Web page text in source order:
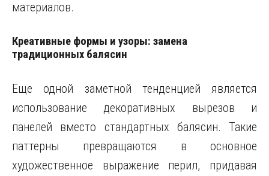
материалов.
Креативные формы и узоры: замена
традиционных балясин
Еще одной заметной тенденцией является
использование декоративных вырезов и
панелей вместо стандартных балясин. Такие
паттерны превращаются в основное
художественное выражение перил, придавая